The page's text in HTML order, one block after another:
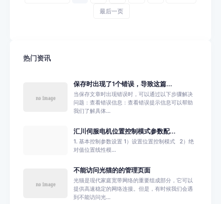
最后一页
热门资讯
保存时出现了1个错误，导致这篇...
当保存文章时出现错误时，可以通过以下步骤解决
问题：查看错误信息：查看错误提示信息可以帮助
我们了解具体...
汇川伺服电机位置控制模式参数配...
1. 基本控制参数设置 1）设置位置控制模式 2）绝
对值位置线性模...
不能访问光猫的的管理页面
光猫是现代家庭宽带网络的重要组成部分，它可以
提供高速稳定的网络连接。但是，有时候我们会遇
到不能访问光...